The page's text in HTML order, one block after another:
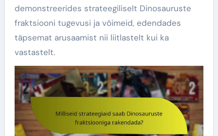
demonstreerides strateegiliselt Dinosauruste
fraktsiooni tugevusi ja võimeid, edendades
täpsemat arusaamist nii liitlastelt kui ka
vastastelt.